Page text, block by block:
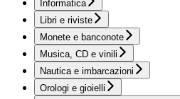
Informatica
Libri e riviste
Monete e banconote
Musica, CD e vinili
Nautica e imbarcazioni
Orologi e gioielli